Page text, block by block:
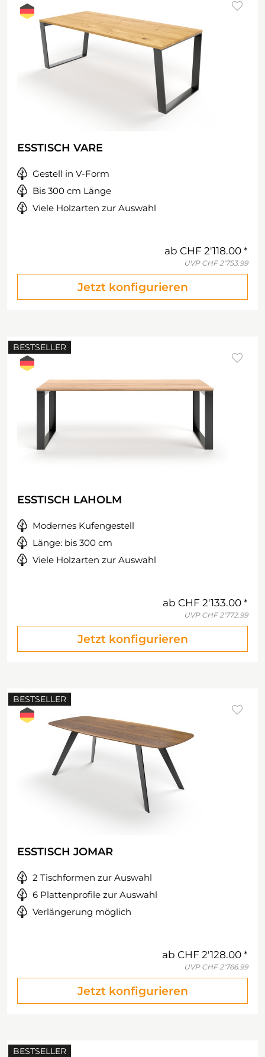
ESSTISCH VARE
Gestell in V-Form
Bis 300 cm Länge
Viele Holzarten zur Auswahl
ab CHF 2'118.00
UVP CHF 2'753.99
Jetzt konfigurieren
BESTSELLER
ESSTISCH LAHOLM
Modernes Kufengestell
Länge: bis 300 cm
Viele Holzarten zur Auswahl
ab CHF 2'133.00
UVP CHF 2'772.99
Jetzt konfigurieren
BESTSELLER
ESSTISCH JOMAR
2 Tischformen zur Auswahl
6 Plattenprofile zur Auswahl
Verlängerung möglich
ab CHF 2'128.00
UVP CHF 2'766.99
Jetzt konfigurieren
BESTSELLER